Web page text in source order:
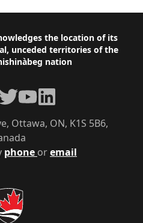
the location of its
unceded territories of the
nation
phone oremail
Ottawa, ON, K1S 5B6,
TwitterYouTubeLinkedIn